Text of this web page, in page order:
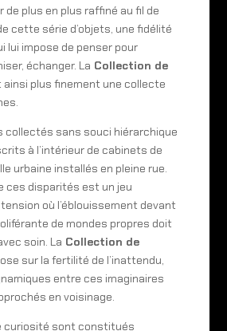
de plus en plus raffiné au fil de
cette série d’objets, une fidélité
lui impose de penser pour
échanger. La Collection de
ainsi plus finement une collecte
collectés sans souci hiérarchique
à l’intérieur de cabinets de
urbaine installés en pleine rue.
ces disparités est un jeu
tension où l’éblouissement devant
de mondes propres doit
soin. La Collection de
sur la fertilité de l’inattendu,
entre ces imaginaires
en voisinage.
curiosité sont constitués